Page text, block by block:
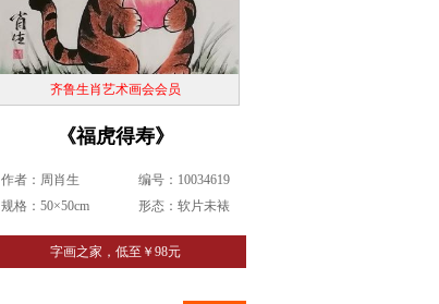
齐鲁生肖艺术画会会员
《福虎得寿》
作者：周肖生
规格：50×50cm
编号：10034619
形态：软片未裱
字画之家，低至￥98元